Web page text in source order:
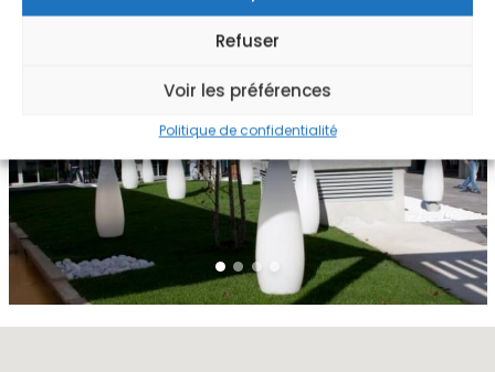
Refuser
Voir les préférences
Politique de confidentialité